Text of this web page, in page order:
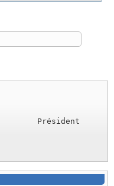
Président